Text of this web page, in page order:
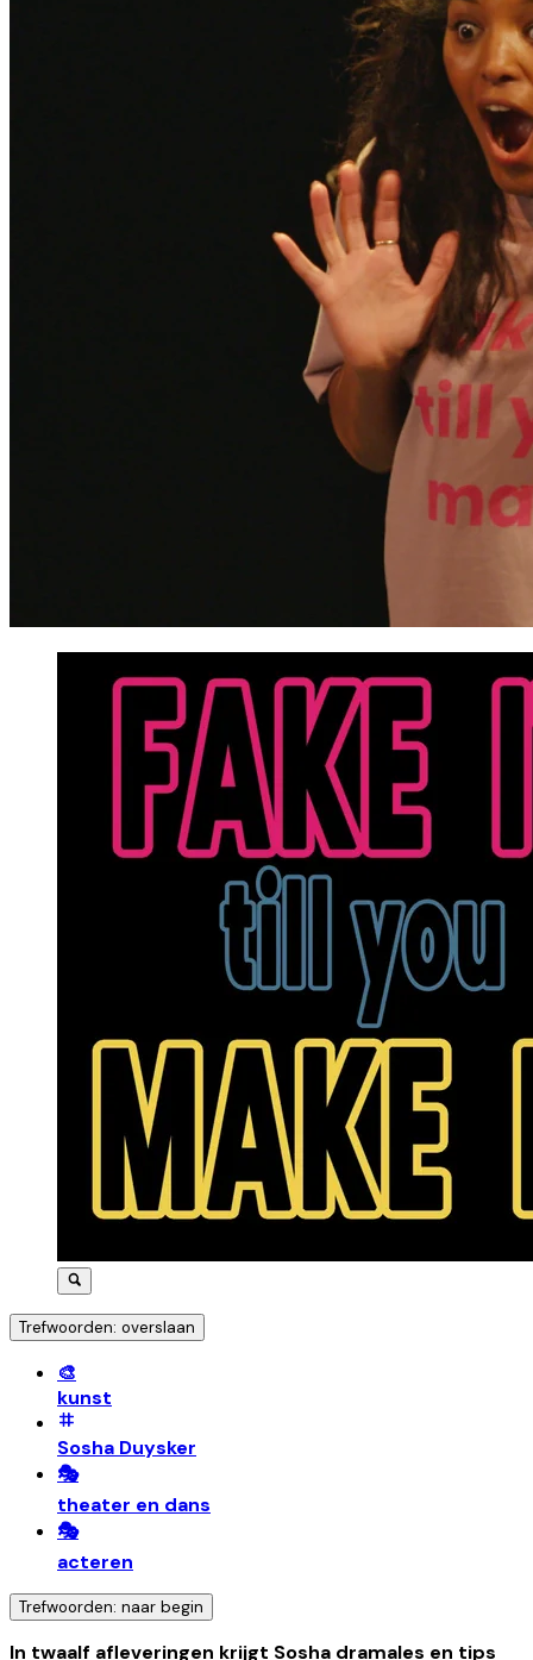
Trefwoorden: overslaan
🎨
kunst
Sosha Duysker
🎭
theater en dans
🎭
acteren
Trefwoorden: naar begin
In twaalf afleveringen krijgt Sosha dramales en tips